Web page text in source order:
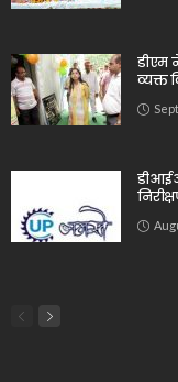
डीएम
व्यक्त